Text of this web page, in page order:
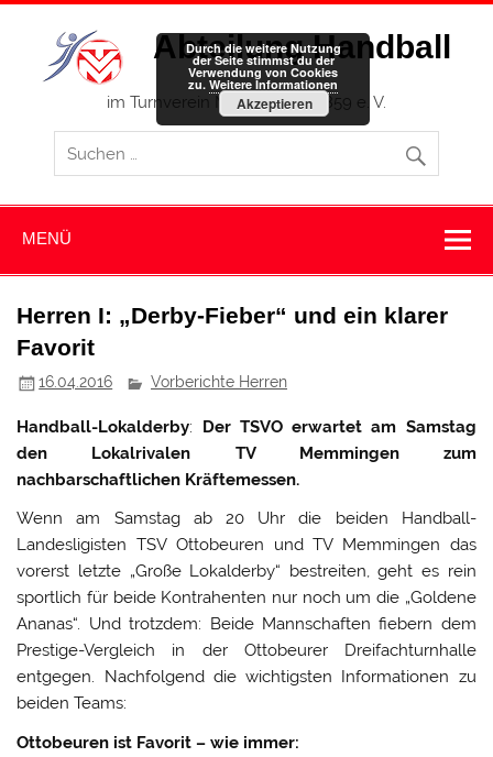
Zum
springen
Abteilung Handball
im Turnverein Memmingen 1859 e. V.
MENÜ
Herren I: „Derby-Fieber“ und ein klarer
Favorit
16.04.2016 Vorberichte Herren
Handball-Lokalderby: Der TSVO erwartet am Samstag
den Lokalrivalen TV Memmingen zum
nachbarschaftlichen Kräftemessen.
Wenn am Samstag ab 20 Uhr die beiden Handball-
Landesligisten TSV Ottobeuren und TV Memmingen das
vorerst letzte „Große Lokalderby“ bestreiten, geht es rein
sportlich für beide Kontrahenten nur noch um die „Goldene
Ananas“. Und trotzdem: Beide Mannschaften fiebern dem
Prestige-Vergleich in der Ottobeurer Dreifachturnhalle
entgegen. Nachfolgend die wichtigsten Informationen zu
beiden Teams:
Ottobeuren ist Favorit – wie immer:
Durch die weitere Nutzung
der Seite stimmst du der
Verwendung von Cookies
zu. Weitere Informationen
Akzeptieren